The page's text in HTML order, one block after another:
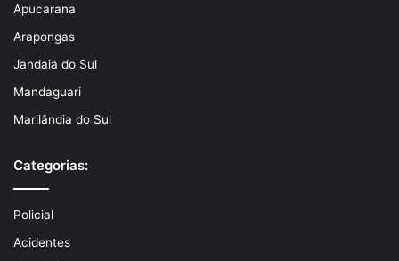
Apucarana
Arapongas
Jandaia do Sul
Mandaguari
Marilândia do Sul
Categorias:
Policial
Acidentes